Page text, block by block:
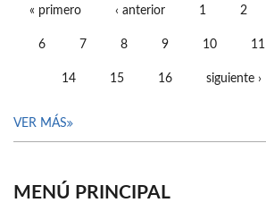
« primero ‹ anterior 1 2
6 7 8 9 10 11
14 15 16 siguiente ›
VER MÁS
MENÚ PRINCIPAL